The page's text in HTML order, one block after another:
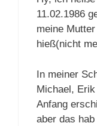
11.02.1986
meine
hieß(nicht
In meiner
Michael,
Anfang
aber das